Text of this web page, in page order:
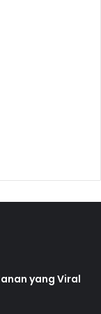
yang Viral